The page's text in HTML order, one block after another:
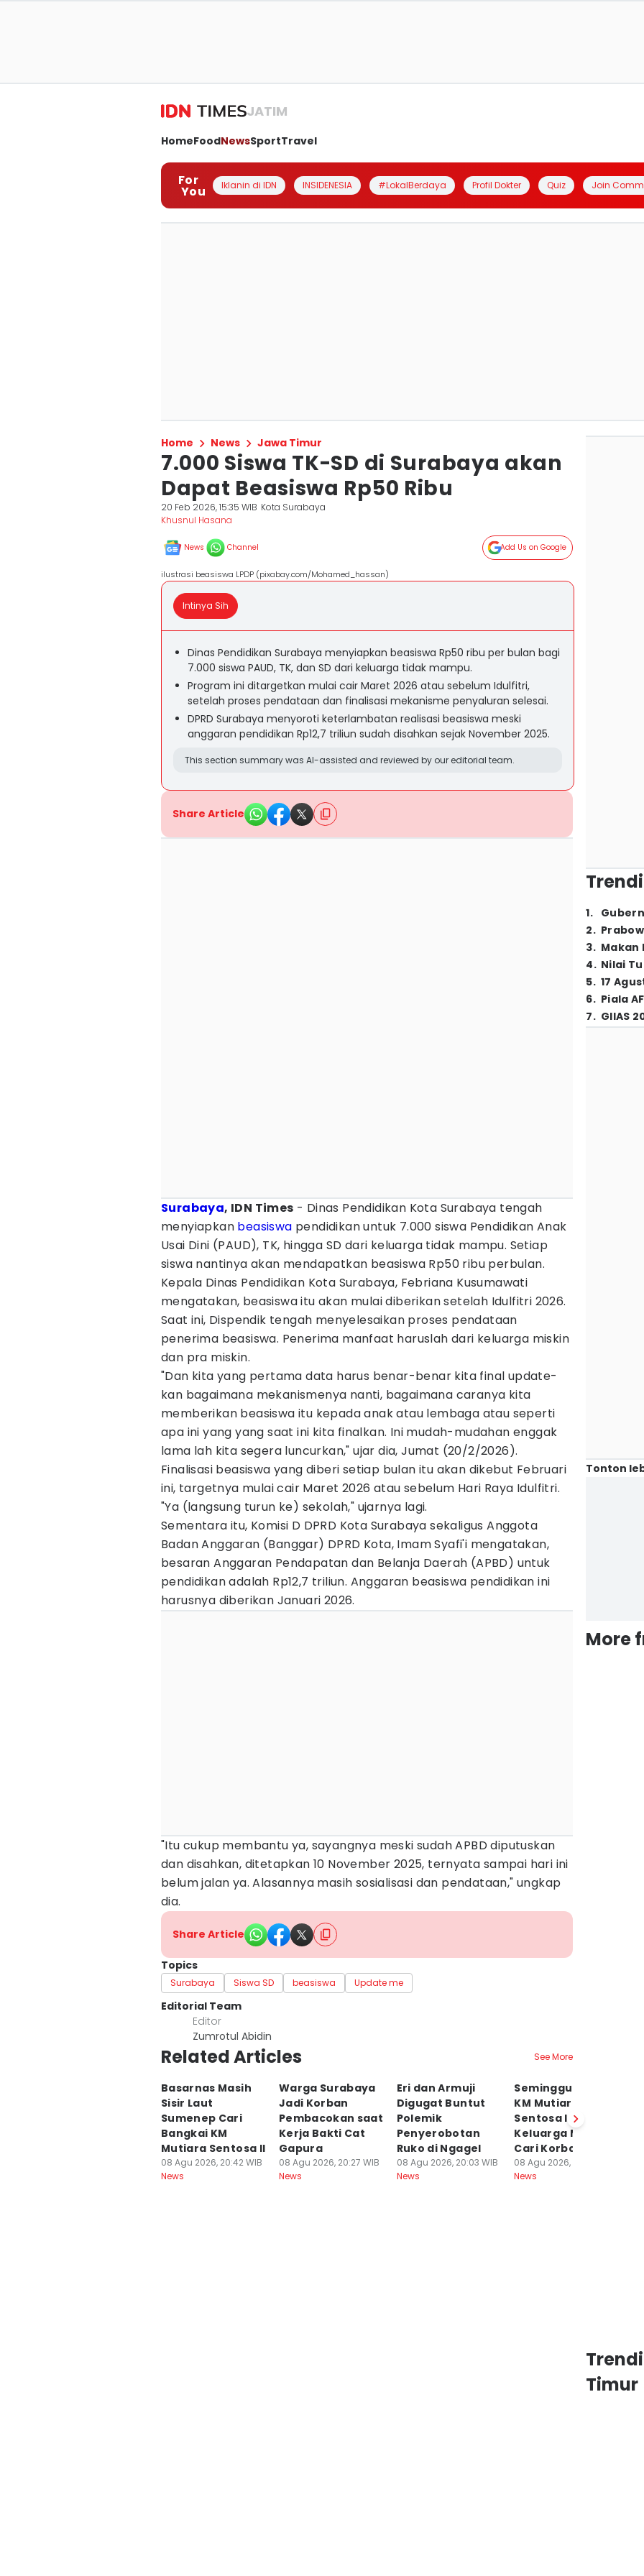
JATIM
HomeFoodNewsSportTravel
For
You Iklanin di IDN INSIDENESIA #LokalBerdaya Profil Dokter Quiz Join
Home News Jawa Timur
7.000 Siswa TK-SD di Surabaya akan
Dapat Beasiswa Rp50 Ribu
20 Feb 2026, 15:35 WIB Kota Surabaya
Khusnul Hasana
News Channel Add Us on Google
ilustrasi beasiswa LPDP (pixabay.com/Mohamed_hassan)
Intinya Sih
Dinas Pendidikan Surabaya menyiapkan beasiswa Rp50 ribu per bulan bagi
7.000 siswa PAUD, TK, dan SD dari keluarga tidak mampu.
Program ini ditargetkan mulai cair Maret 2026 atau sebelum Idulfitri,
setelah proses pendataan dan finalisasi mekanisme penyaluran selesai.
DPRD Surabaya menyoroti keterlambatan realisasi beasiswa meski
anggaran pendidikan Rp12,7 triliun sudah disahkan sejak November 2025.
This section summary was AI-assisted and reviewed by our editorial team.
Share Article
Surabaya, IDN Times - Dinas Pendidikan Kota Surabaya tengah
menyiapkan beasiswa pendidikan untuk 7.000 siswa Pendidikan Anak
Usai Dini (PAUD), TK, hingga SD dari keluarga tidak mampu. Setiap
siswa nantinya akan mendapatkan beasiswa Rp50 ribu perbulan.
Kepala Dinas Pendidikan Kota Surabaya, Febriana Kusumawati
mengatakan, beasiswa itu akan mulai diberikan setelah Idulfitri 2026.
Saat ini, Dispendik tengah menyelesaikan proses pendataan
penerima beasiswa. Penerima manfaat haruslah dari keluarga miskin
dan pra miskin.
"Dan kita yang pertama data harus benar-benar kita final update-
kan bagaimana mekanismenya nanti, bagaimana caranya kita
memberikan beasiswa itu kepada anak atau lembaga atau seperti
apa ini yang yang saat ini kita finalkan. Ini mudah-mudahan enggak
lama lah kita segera luncurkan," ujar dia, Jumat (20/2/2026).
Finalisasi beasiswa yang diberi setiap bulan itu akan dikebut Februari
ini, targetnya mulai cair Maret 2026 atau sebelum Hari Raya Idulfitri.
"Ya (langsung turun ke) sekolah," ujarnya lagi.
Sementara itu, Komisi D DPRD Kota Surabaya sekaligus Anggota
Badan Anggaran (Banggar) DPRD Kota, Imam Syafi'i mengatakan,
besaran Anggaran Pendapatan dan Belanja Daerah (APBD) untuk
pendidikan adalah Rp12,7 triliun. Anggaran beasiswa pendidikan ini
harusnya diberikan Januari 2026.
"Itu cukup membantu ya, sayangnya meski sudah APBD diputuskan
dan disahkan, ditetapkan 10 November 2025, ternyata sampai hari ini
belum jalan ya. Alasannya masih sosialisasi dan pendataan," ungkap
dia.
Share Article
Topics
Surabaya Siswa SD beasiswa Update me
Editorial Team
Editor
Zumrotul Abidin
Related Articles See More
Basarnas Masih
Sisir Laut
Sumenep Cari
Bangkai KM
Mutiara Sentosa II
08 Agu 2026, 20:42 WIB
News
Warga Surabaya
Jadi Korban
Pembacokan saat
Kerja Bakti Cat
Gapura
08 Agu 2026, 20:27 WIB
News
Eri dan Armuji
Digugat Buntut
Polemik
Penyerobotan
Ruko di Ngagel
08 Agu 2026, 20:03 WIB
News
Seminggu Insiden
KM Mutiara
Sentosa II,
Keluarga Masih
Cari Korban
08 Agu 2026, 17:00 WIB
News
1.
2.
3. Makan
4. Nilai
5. 17
6. Piala
7. GIIAS
Tonton
More
Timur